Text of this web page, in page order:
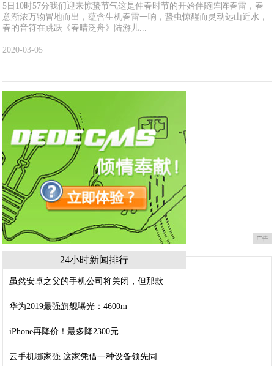
5日10时57分我们迎来惊蛰节气这是仲春时节的开始伴随阵阵春雷，春
意渐浓万物冒地而出，蕴含生机春雷一响，蛰虫惊醒而灵动远山近水，
春的音符在跳跃《春晴泛舟》陆游儿...
2020-03-05
广告
24小时新闻排行
虽然安卓之父的手机公司将关闭，但那款
华为2019最强旗舰曝光：4600m
iPhone再降价！最多降2300元
云手机哪家强 这家凭借一种设备领先同